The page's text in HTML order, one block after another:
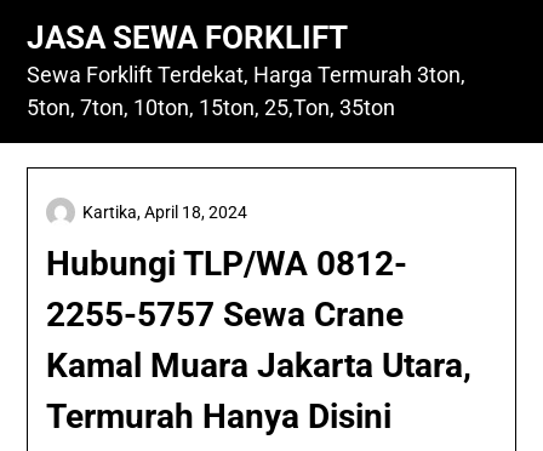
content
JASA SEWA FORKLIFT
Sewa Forklift Terdekat, Harga Termurah 3ton,
5ton, 7ton, 10ton, 15ton, 25,Ton, 35ton
Hubungi TLP/WA 0812-
2255-5757 Sewa Crane
Kamal Muara Jakarta Utara,
Termurah Hanya Disini
Kartika,April 18, 2024